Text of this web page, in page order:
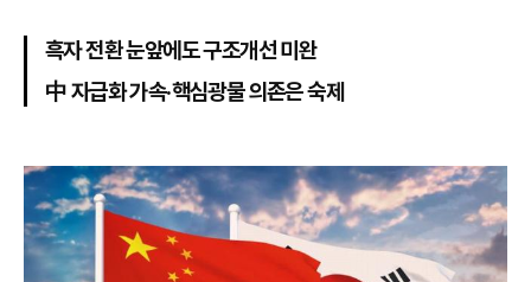
흑자 전환 눈앞에도 구조개선 미완
中 자급화 가속·핵심광물 의존은 숙제